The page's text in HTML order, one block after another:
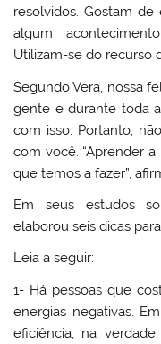
resolvidos. Gostam
algum
Utilizam-se do recurso
Segundo Vera, nossa
gente e durante toda
com isso. Portanto,
com você. “Aprender
que temos a fazer”,
Em seus estudos
elaborou seis dicas
Leia a seguir:
1- Há pessoas que
energias negativas.
eficiência, na